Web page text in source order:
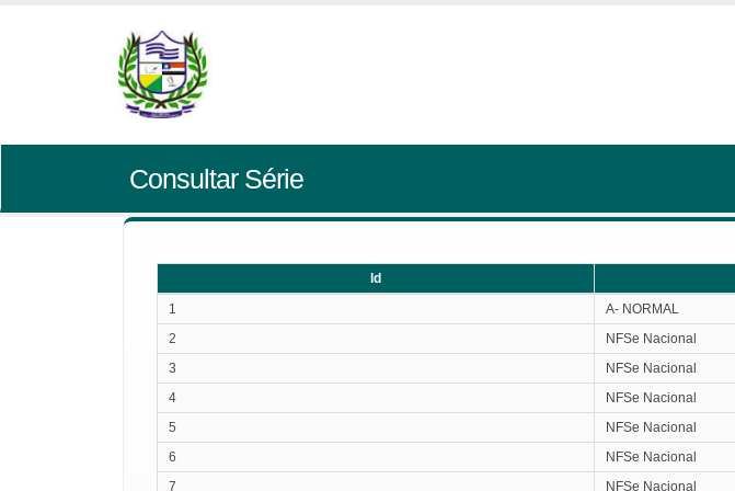
Consultar Série
Id
1
A- NORMAL
2
NFSe Nacional
3
NFSe Nacional
4
NFSe Nacional
5
NFSe Nacional
6
NFSe Nacional
7
NFSe Nacional